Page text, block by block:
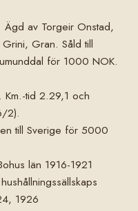
Ägd av Torgeir Onstad,
Gran. Såld till
för 1000 NOK.
tid 2.29,1 och
2).
till Sverige för 5000
län 1916-1921
1926